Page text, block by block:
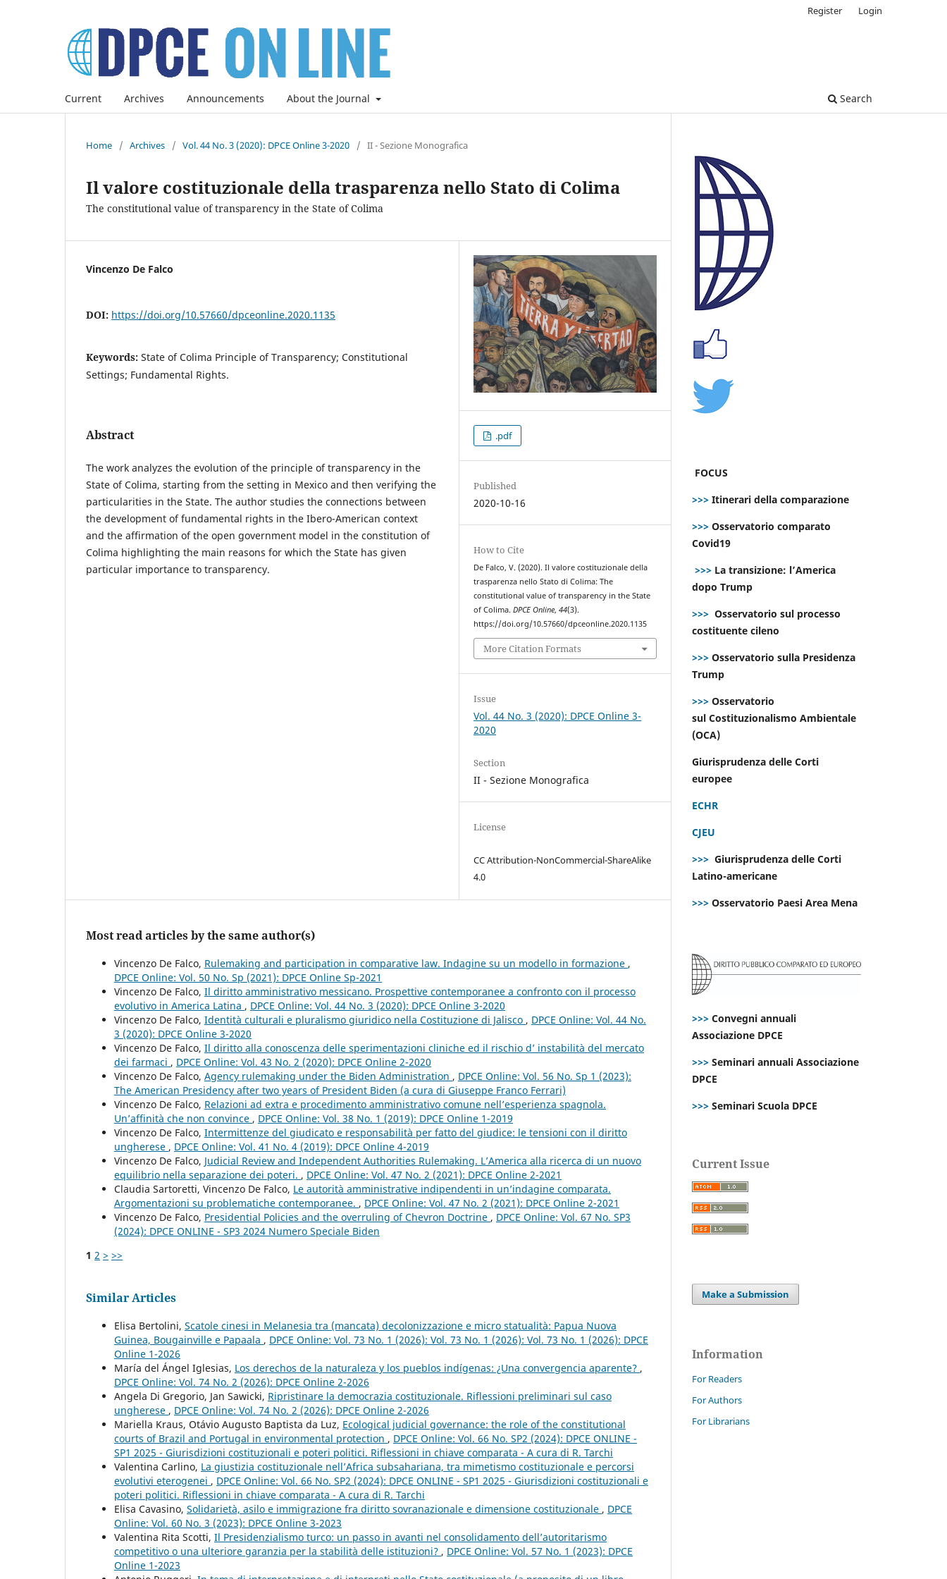
Current Archives Announcements About the Journal Search
Register Login
Home / Archives / Vol. 44 No. 3 (2020): DPCE Online 3-2020 / II - Sezione Monografica
Il valore costituzionale della trasparenza nello Stato di Colima
The constitutional value of transparency in the State of Colima
Vincenzo De Falco
DOI: https://doi.org/10.57660/dpceonline.2020.1135
Keywords: State of Colima Principle of Transparency; Constitutional
Settings; Fundamental Rights.
Abstract
The work analyzes the evolution of the principle of transparency in the
State of Colima, starting from the setting in Mexico and then verifying the
particularities in the State. The author studies the connections between
the development of fundamental rights in the Ibero-American context
and the affirmation of the open government model in the constitution of
Colima highlighting the main reasons for which the State has given
particular importance to transparency.
.pdf
Published
2020-10-16
How to Cite
De Falco, V. (2020). Il valore costituzionale della
trasparenza nello Stato di Colima: The
constitutional value of transparency in the State
of Colima.DPCE Online,44(3).
https://doi.org/10.57660/dpceonline.2020.1135
More Citation Formats
Issue
Vol. 44 No. 3 (2020): DPCE Online 3-
2020
Section
II - Sezione Monografica
License
CC Attribution-NonCommercial-ShareAlike
4.0
Most read articles by the same author(s)
Vincenzo De Falco, Rulemaking and participation in comparative law. Indagine su un modello in formazione ,
DPCE Online: Vol. 50 No. Sp (2021): DPCE Online Sp-2021
Vincenzo De Falco, Il diritto amministrativo messicano. Prospettive contemporanee a confronto con il processo
evolutivo in America Latina , DPCE Online: Vol. 44 No. 3 (2020): DPCE Online 3-2020
Vincenzo De Falco, Identità culturali e pluralismo giuridico nella Costituzione di Jalisco , DPCE Online: Vol. 44 No.
3 (2020): DPCE Online 3-2020
Vincenzo De Falco, Il diritto alla conoscenza delle sperimentazioni cliniche ed il rischio d’ instabilità del mercato
dei farmaci , DPCE Online: Vol. 43 No. 2 (2020): DPCE Online 2-2020
Vincenzo De Falco, Agency rulemaking under the Biden Administration , DPCE Online: Vol. 56 No. Sp 1 (2023):
The American Presidency after two years of President Biden (a cura di Giuseppe Franco Ferrari)
Vincenzo De Falco, Relazioni ad extra e procedimento amministrativo comune nell’esperienza spagnola.
Un’affinità che non convince , DPCE Online: Vol. 38 No. 1 (2019): DPCE Online 1-2019
Vincenzo De Falco, Intermittenze del giudicato e responsabilità per fatto del giudice: le tensioni con il diritto
ungherese , DPCE Online: Vol. 41 No. 4 (2019): DPCE Online 4-2019
Vincenzo De Falco, Judicial Review and Independent Authorities Rulemaking. L’America alla ricerca di un nuovo
equilibrio nella separazione dei poteri. , DPCE Online: Vol. 47 No. 2 (2021): DPCE Online 2-2021
Claudia Sartoretti, Vincenzo De Falco, Le autorità amministrative indipendenti in un’indagine comparata.
Argomentazioni su problematiche contemporanee. , DPCE Online: Vol. 47 No. 2 (2021): DPCE Online 2-2021
Vincenzo De Falco, Presidential Policies and the overruling of Chevron Doctrine , DPCE Online: Vol. 67 No. SP3
(2024): DPCE ONLINE - SP3 2024 Numero Speciale Biden
1 2 > >>
Similar Articles
Elisa Bertolini, Scatole cinesi in Melanesia tra (mancata) decolonizzazione e micro statualità: Papua Nuova
Guinea, Bougainville e Papaala , DPCE Online: Vol. 73 No. 1 (2026): Vol. 73 No. 1 (2026): Vol. 73 No. 1 (2026): DPCE
Online 1-2026
María del Ángel Iglesias, Los derechos de la naturaleza y los pueblos indígenas: ¿Una convergencia aparente? ,
DPCE Online: Vol. 74 No. 2 (2026): DPCE Online 2-2026
Angela Di Gregorio, Jan Sawicki, Ripristinare la democrazia costituzionale. Riflessioni preliminari sul caso
ungherese , DPCE Online: Vol. 74 No. 2 (2026): DPCE Online 2-2026
Mariella Kraus, Otávio Augusto Baptista da Luz, Ecological judicial governance: the role of the constitutional
courts of Brazil and Portugal in environmental protection , DPCE Online: Vol. 66 No. SP2 (2024): DPCE ONLINE -
SP1 2025 - Giurisdizioni costituzionali e poteri politici. Riflessioni in chiave comparata - A cura di R. Tarchi
Valentina Carlino, La giustizia costituzionale nell’Africa subsahariana, tra mimetismo costituzionale e percorsi
evolutivi eterogenei , DPCE Online: Vol. 66 No. SP2 (2024): DPCE ONLINE - SP1 2025 - Giurisdizioni costituzionali e
poteri politici. Riflessioni in chiave comparata - A cura di R. Tarchi
Elisa Cavasino, Solidarietà, asilo e immigrazione fra diritto sovranazionale e dimensione costituzionale , DPCE
Online: Vol. 60 No. 3 (2023): DPCE Online 3-2023
Valentina Rita Scotti, Il Presidenzialismo turco: un passo in avanti nel consolidamento dell’autoritarismo
competitivo o una ulteriore garanzia per la stabilità delle istituzioni? , DPCE Online: Vol. 57 No. 1 (2023): DPCE
Online 1-2023
FOCUS
>>> Itinerari della comparazione
>>> Osservatorio comparato
Covid19
>>> La transizione: l’America
dopo Trump
>>> Osservatorio sul processo
costituente cileno
>>> Osservatorio sulla Presidenza
Trump
>>> Osservatorio
sul Costituzionalismo Ambientale
(OCA)
Giurisprudenza delle Corti
europee
ECHR
CJEU
>>> Giurisprudenza delle Corti
Latino-americane
>>> Osservatorio Paesi Area Mena
>>> Convegni annuali
Associazione DPCE
>>> Seminari annuali Associazione
DPCE
>>> Seminari Scuola DPCE
Current Issue
Make a Submission
Information
For Readers
For Authors
For Librarians